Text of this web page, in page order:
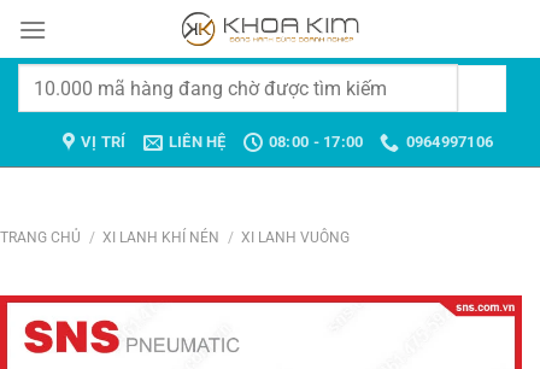
đến
Tìm
VỊ TRÍ LIÊN HỆ 08:00 - 17:00 0964997106
TRANG CHỦ / XI LANH KHÍ NÉN / XI LANH VUÔNG